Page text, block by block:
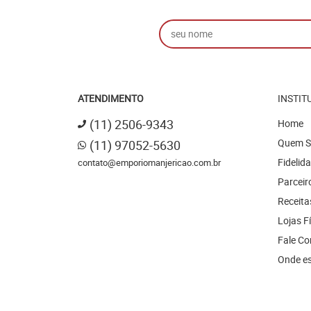
ATENDIMENTO
(11) 2506-9343
(11) 97052-5630
contato@emporiomanjericao.com.br
Home
Quem
Lojas
Fale
Onde